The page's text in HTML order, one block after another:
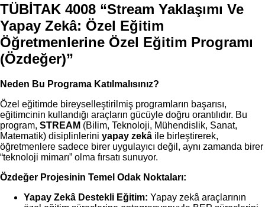
TÜBİTAK 4008 “Stream Yaklaşımı Ve
Yapay Zekâ: Özel Eğitim
Öğretmenlerine Özel Eğitim Programı
(Özdeğer)”
Neden Bu Programa Katılmalısınız?
Özel eğitimde bireyselleştirilmiş programların başarısı,
eğitimcinin kullandığı araçların gücüyle doğru orantılıdır. Bu
program, STREAM (Bilim, Teknoloji, Mühendislik, Sanat,
Matematik) disiplinlerini yapay zekâ ile birleştirerek,
öğretmenlere sadece birer uygulayıcı değil, aynı zamanda birer
“teknoloji mimarı” olma fırsatı sunuyor.
Özdeğer Projesinin Temel Odak Noktaları:
Yapay Zekâ Destekli Eğitim: Yapay zekâ araçlarının